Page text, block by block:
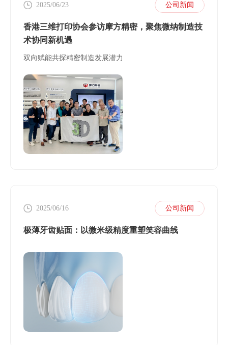
2025/06/23 公司新闻
香港三维打印协会参访摩方精密，聚焦微纳制造技
术协同新机遇
双向赋能共探精密制造发展潜力
2025/06/16 公司新闻
极薄牙齿贴面：以微米级精度重塑笑容曲线